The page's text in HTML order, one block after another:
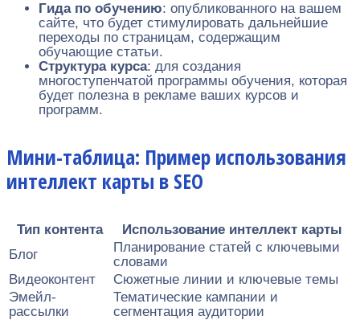
Гида по обучению: опубликованного на вашем
сайте, что будет стимулировать дальнейшие
переходы по страницам, содержащим
обучающие статьи.
Структура курса: для создания
многоступенчатой программы обучения, которая
будет полезна в рекламе ваших курсов и
программ.
Мини-таблица: Пример использования
интеллект карты в SEO
Тип контента
Использование интеллект карты
Блог
Планирование статей с ключевыми
словами
Видеоконтент
Сюжетные линии и ключевые темы
Эмейл-
рассылки
Тематические кампании и
сегментация аудитории